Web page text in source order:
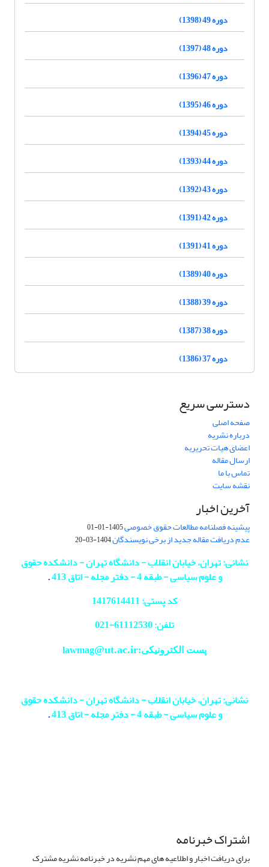
دوره 49 (1398)
دوره 48 (1397)
دوره 47 (1396)
دوره 46 (1395)
دوره 45 (1394)
دوره 44 (1393)
دوره 43 (1392)
دوره 42 (1391)
دوره 41 (1391)
دوره 40 (1389)
دوره 39 (1388)
دوره 38 (1387)
دوره 37 (1386)
دسترسی سریع
صفحه اصلی
درباره نشریه
اعضای هیات تحریریه
ارسال مقاله
تماس با ما
نقشه سایت
آخرین اخبار
پیشینه فصلنامه مطالعات حقوق خصوصی1405-01-01
عدم دریافت مقاله جدید از برخی نویسندگان1404-03-20
نشانی: تهران، خیابان انقلاب - دانشگاه تهران - دانشکده حقوق
و علوم سیاسی - طبقه 4 - دفتر مجله - اتاق 413
.
کد پستی: 1417614411
تلفن: 61112530-
021
پست الکترونیکی:lawmag@ut.ac.ir
نشانی: تهران، خیابان انقلاب - دانشگاه تهران - دانشکده حقوق
و علوم سیاسی - طبقه 4 - دفتر مجله - اتاق 413
.
اشتراک خبرنامه
برای دریافت اخبار و اطلاعیه های مهم نشریه در خبرنامه نشریه مشترک